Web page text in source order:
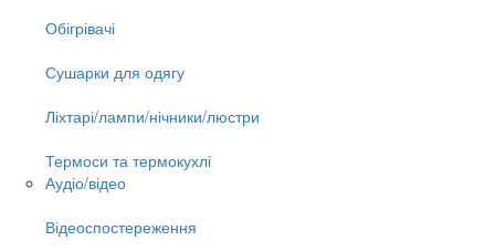
Обігрівачі
Сушарки для одягу
Ліхтарі/лампи/нічники/люстри
Термоси та термокухлі
Аудіо/відео
Відеоспостереження